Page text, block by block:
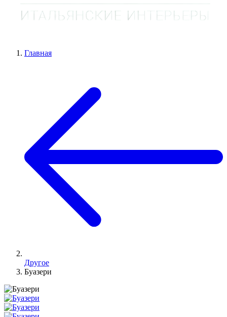
Главная
Другое
Буазери